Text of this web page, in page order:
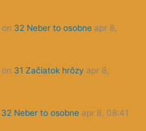
on 32 Neber to osobne apr 8,
on 31 Začiatok hrôzy apr 8,
32 Neber to osobne apr 8, 08:41